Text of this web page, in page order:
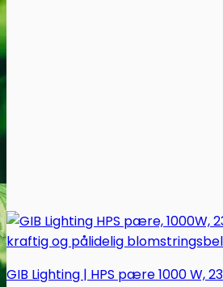
GIB Lighting | HPS pære 1000 W,